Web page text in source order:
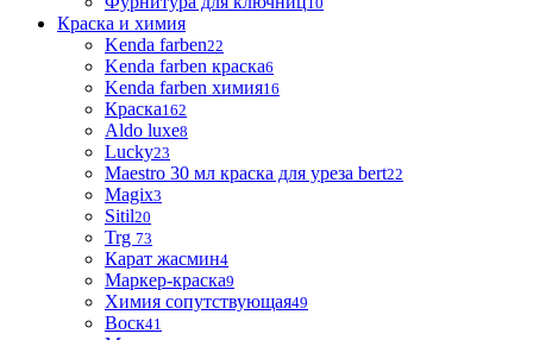
Краска и химия
Kenda farben22
Kenda farben краска6
Kenda farben химия16
Краска162
Aldo luxe8
Lucky23
Maestro 30 мл краска для уреза bert22
Magix3
Sitil20
Trg 73
Карат жасмин4
Маркер-краска9
Химия сопутствующая49
Воск41